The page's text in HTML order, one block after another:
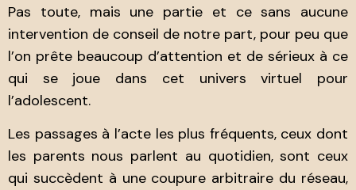
Pas toute, mais une partie et ce sans aucune
intervention de conseil de notre part, pour peu que
l’on prête beaucoup d’attention et de sérieux à ce
qui se joue dans cet univers virtuel pour
l’adolescent.
Les passages à l’acte les plus fréquents, ceux dont
les parents nous parlent au quotidien, sont ceux
qui succèdent à une coupure arbitraire du réseau,